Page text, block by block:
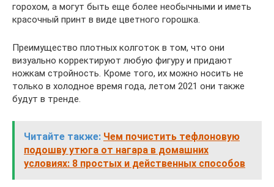
горохом, а могут быть еще более необычными и иметь
красочный принт в виде цветного горошка.
Преимущество плотных колготок в том, что они
визуально корректируют любую фигуру и придают
ножкам стройность. Кроме того, их можно носить не
только в холодное время года, летом 2021 они также
будут в тренде.
Читайте также: Чем почистить тефлоновую
подошву утюга от нагара в домашних
условиях: 8 простых и действенных способов